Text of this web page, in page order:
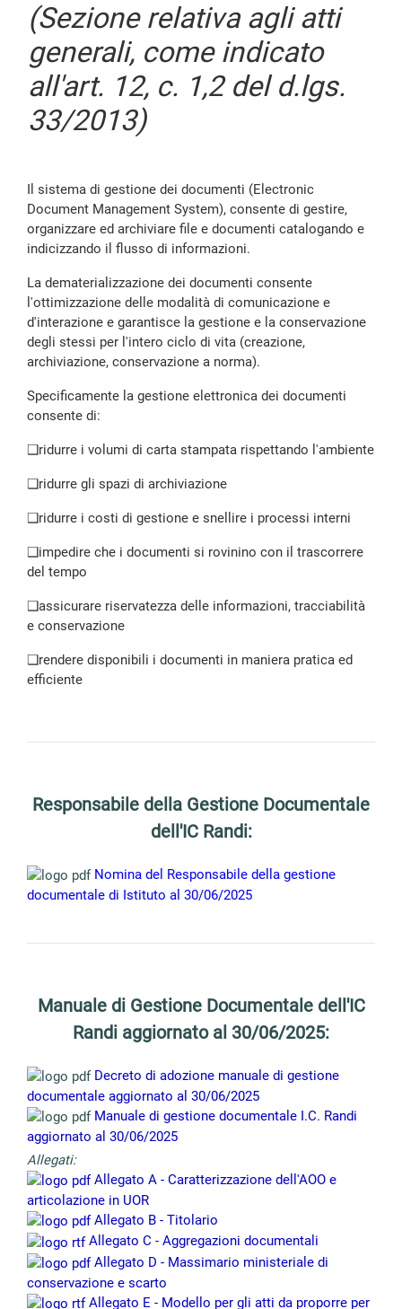
(Sezione relativa agli atti
generali, come indicato
all'art. 12, c. 1,2 del d.lgs.
33/2013)
Il sistema di gestione dei documenti (Electronic
Document Management System), consente di gestire,
organizzare ed archiviare file e documenti catalogando e
indicizzando il flusso di informazioni.
La dematerializzazione dei documenti consente
l'ottimizzazione delle modalità di comunicazione e
d'interazione e garantisce la gestione e la conservazione
degli stessi per l'intero ciclo di vita (creazione,
archiviazione, conservazione a norma).
Specificamente la gestione elettronica dei documenti
consente di:
❑ridurre i volumi di carta stampata rispettando l'ambiente
❑ridurre gli spazi di archiviazione
❑ridurre i costi di gestione e snellire i processi interni
❑impedire che i documenti si rovinino con il trascorrere
del tempo
❑assicurare riservatezza delle informazioni, tracciabilità
e conservazione
❑rendere disponibili i documenti in maniera pratica ed
efficiente
Responsabile della Gestione Documentale
dell'IC Randi:
Nomina del Responsabile della gestione
documentale di Istituto al 30/06/2025
Manuale di Gestione Documentale dell'IC
Randi aggiornato al 30/06/2025:
Decreto di adozione manuale di gestione
documentale aggiornato al 30/06/2025
Manuale di gestione documentale I.C. Randi
aggiornato al 30/06/2025
Allegati:
Allegato A - Caratterizzazione dell'AOO e
articolazione in UOR
Allegato B - Titolario
Allegato C - Aggregazioni documentali
Allegato D - Massimario ministeriale di
conservazione e scarto
Allegato E - Modello per gli atti da proporre per